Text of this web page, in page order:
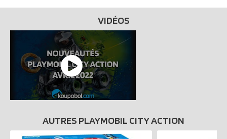
VIDÉOS
AUTRES PLAYMOBIL CITY ACTION